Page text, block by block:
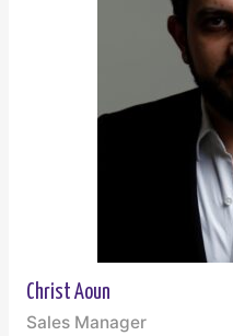
Christ Aoun
Sales Manager